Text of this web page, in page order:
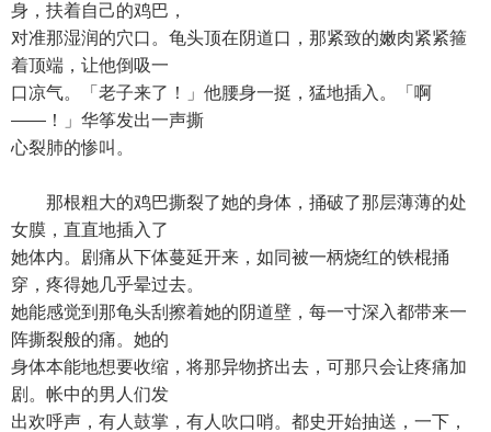
身，扶着自己的鸡巴，
对准那湿润的穴口。龟头顶在阴道口，那紧致的嫩肉紧紧箍
着顶端，让他倒吸一
口凉气。「老子来了！」他腰身一挺，猛地插入。「啊
——！」华筝发出一声撕
心裂肺的惨叫。
那根粗大的鸡巴撕裂了她的身体，捅破了那层薄薄的处
女膜，直直地插入了
她体内。剧痛从下体蔓延开来，如同被一柄烧红的铁棍捅
穿，疼得她几乎晕过去。
她能感觉到那龟头刮擦着她的阴道壁，每一寸深入都带来一
阵撕裂般的痛。她的
身体本能地想要收缩，将那异物挤出去，可那只会让疼痛加
剧。帐中的男人们发
出欢呼声，有人鼓掌，有人吹口哨。都史开始抽送，一下，